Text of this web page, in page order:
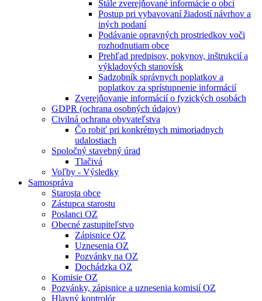
Stále zverejňované informácie o obci
Postup pri vybavovaní žiadostí návrhov a
iných podaní
Podávanie opravných prostriedkov voči
rozhodnutiam obce
Prehľad predpisov, pokynov, inštrukcií a
výkladových stanovísk
Sadzobník správnych poplatkov a
poplatkov za sprístupnenie informácií
Zverejňovanie informácií o fyzických osobách
GDPR (ochrana osobných údajov)
Civilná ochrana obyvateľstva
Čo robiť pri konkrétnych mimoriadnych
udalostiach
Spoločný stavebný úrad
Tlačivá
Voľby - Výsledky
Samospráva
Starosta obce
Zástupca starostu
Poslanci OZ
Obecné zastupiteľstvo
Zápisnice OZ
Uznesenia OZ
Pozvánky na OZ
Dochádzka OZ
Komisie OZ
Pozvánky, zápisnice a uznesenia komisií OZ
Hlavný kontrolór